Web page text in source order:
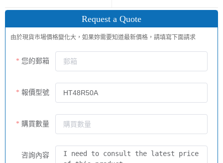
Request a Quote
由於現貨市場價格變化大，如果妳需要知道最新價格，請填寫下面請求
您的郵箱
報價型號
購買數量
咨詢內容